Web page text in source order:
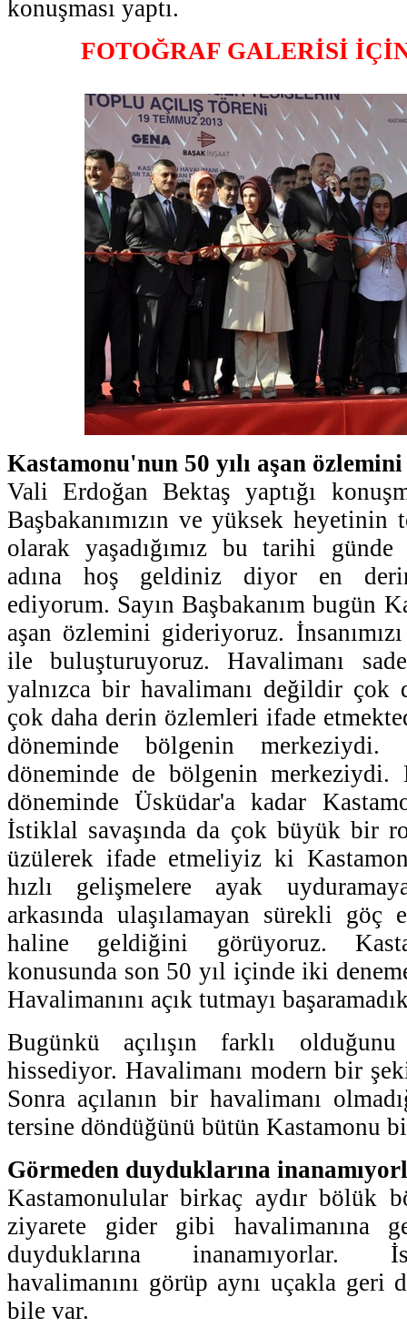
konuşması yaptı.
FOTOĞRAF GALERİSİ
Kastamonu'nun 50 yılı aşan
Vali Erdoğan Bektaş yaptığı
Başbakanımızın ve yüksek
olarak yaşadığımız bu tarihi
adına hoş geldiniz diyor en
ediyorum. Sayın Başbakanım bugün
aşan özlemini gideriyoruz.
ile buluşturuyoruz. Havalimanı
yalnızca bir havalimanı değildir çok
çok daha derin özlemleri ifade
döneminde bölgenin merkeziydi.
döneminde de bölgenin merkeziydi.
döneminde Üsküdar'a kadar
İstiklal savaşında da çok büyük bir
üzülerek ifade etmeliyiz ki
hızlı gelişmelere ayak
arkasında ulaşılamayan sürekli göç
haline geldiğini görüyoruz.
konusunda son 50 yıl içinde iki
Havalimanını açık tutmayı
Bugünkü açılışın farklı
hissediyor. Havalimanı modern bir
Sonra açılanın bir havalimanı
tersine döndüğünü bütün Kastamonu
Görmeden duyduklarına
Kastamonulular birkaç aydır bölük
ziyarete gider gibi havalimanına
duyduklarına inanamıyorlar.
havalimanını görüp aynı uçakla geri
bile var.